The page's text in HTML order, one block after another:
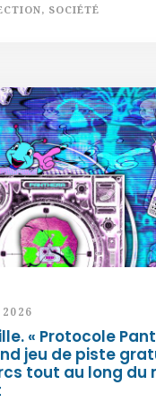
, SOCIÉTÉ
« Protocole
jeu de piste
tout au long du